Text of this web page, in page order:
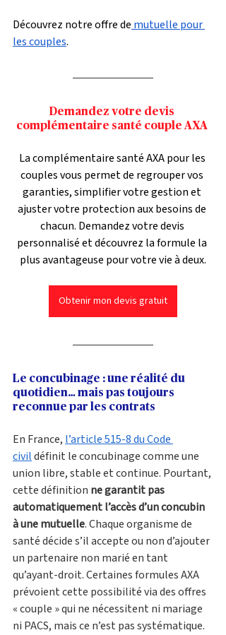
Découvrez notre offre de mutuelle pour
les couples.
Demandez votre devis
complémentaire santé couple AXA
La complémentaire santé AXA pour les
couples vous permet de regrouper vos
garanties, simplifier votre gestion et
ajuster votre protection aux besoins de
chacun. Demandez votre devis
personnalisé et découvrez la formule la
plus avantageuse pour votre vie à deux.
Obtenir mon devis gratuit
Le concubinage : une réalité du
quotidien… mais pas toujours
reconnue par les contrats
En France, l’article 515-8 du Code
civil définit le concubinage comme une
union libre, stable et continue. Pourtant,
cette définition ne garantit pas
automatiquement l’accès d’un concubin
à une mutuelle. Chaque organisme de
santé décide s’il accepte ou non d’ajouter
un partenaire non marié en tant
qu’ayant-droit. Certaines formules AXA
prévoient cette possibilité via des offres
« couple » qui ne nécessitent ni mariage
ni PACS, mais ce n’est pas systématique.